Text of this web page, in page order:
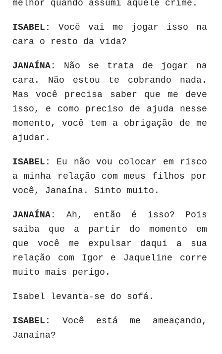
melhor quando assumi aquele crime.
ISABEL: Você vai me jogar isso na
cara o resto da vida?
JANAÍNA: Não se trata de jogar na
cara. Não estou te cobrando nada.
Mas você precisa saber que me deve
isso, e como preciso de ajuda nesse
momento, você tem a obrigação de me
ajudar.
ISABEL: Eu não vou colocar em risco
a minha relação com meus filhos por
você, Janaína. Sinto muito.
JANAÍNA:Ah, então é isso? Pois
saiba que a partir do momento em
que você me expulsar daqui a sua
relação com Igor e Jaqueline corre
muito mais perigo.
Isabel levanta-se do sofá.
ISABEL: Você está me ameaçando,
Janaína?